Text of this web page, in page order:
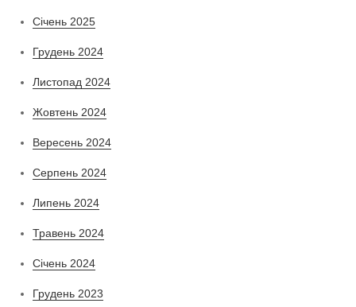
Січень 2025
Грудень 2024
Листопад 2024
Жовтень 2024
Вересень 2024
Серпень 2024
Липень 2024
Травень 2024
Січень 2024
Грудень 2023